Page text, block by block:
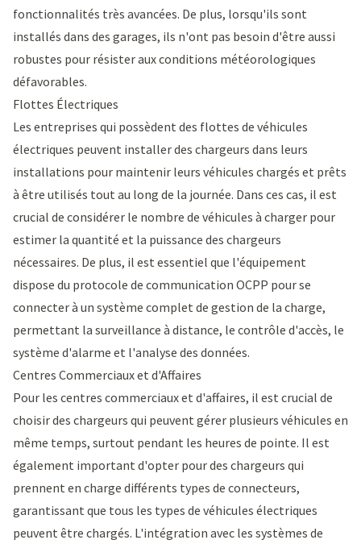
fonctionnalités très avancées. De plus, lorsqu'ils sont
installés dans des garages, ils n'ont pas besoin d'être aussi
robustes pour résister aux conditions météorologiques
défavorables.
Flottes Électriques
Les entreprises qui possèdent des flottes de véhicules
électriques peuvent installer des chargeurs dans leurs
installations pour maintenir leurs véhicules chargés et prêts
à être utilisés tout au long de la journée. Dans ces cas, il est
crucial de considérer le nombre de véhicules à charger pour
estimer la quantité et la puissance des chargeurs
nécessaires. De plus, il est essentiel que l'équipement
dispose du protocole de communication OCPP pour se
connecter à un système complet de gestion de la charge,
permettant la surveillance à distance, le contrôle d'accès, le
système d'alarme et l'analyse des données.
Centres Commerciaux et d'Affaires
Pour les centres commerciaux et d'affaires, il est crucial de
choisir des chargeurs qui peuvent gérer plusieurs véhicules en
même temps, surtout pendant les heures de pointe. Il est
également important d'opter pour des chargeurs qui
prennent en charge différents types de connecteurs,
garantissant que tous les types de véhicules électriques
peuvent être chargés. L'intégration avec les systèmes de